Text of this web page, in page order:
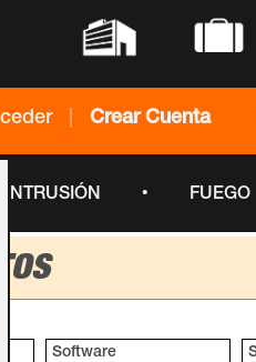
Crear Cuenta
INTRUSIÓN • FUEGO
Software